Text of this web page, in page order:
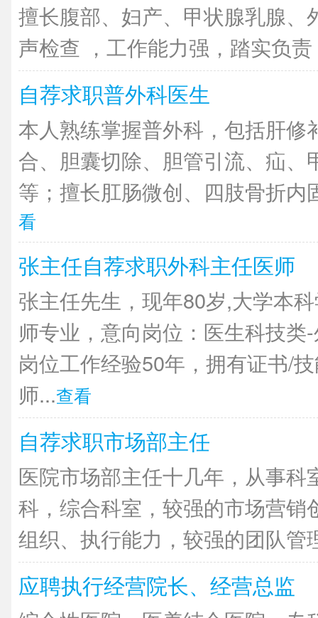
擅长腹部、妇产、甲状腺乳腺、
声检查 ，工作能力强，踏实负
自荐求职普外科医生
本人熟练掌握普外科，包括肝修
合、胆囊切除、胆管引流、疝、
等；擅长肛肠微创、四肢骨折内
看
张主任自荐求职外科主任医师
张主任先生，现年80岁,大学本
师专业，意向岗位：医生科技类
岗位工作经验50年，拥有证书/
师...查看
自荐求职市场部主任
医院市场部主任十几年，从事科
科，综合科室，较强的市场营销
组织、执行能力，较强的团队管
应聘执行经营院长、经营总监